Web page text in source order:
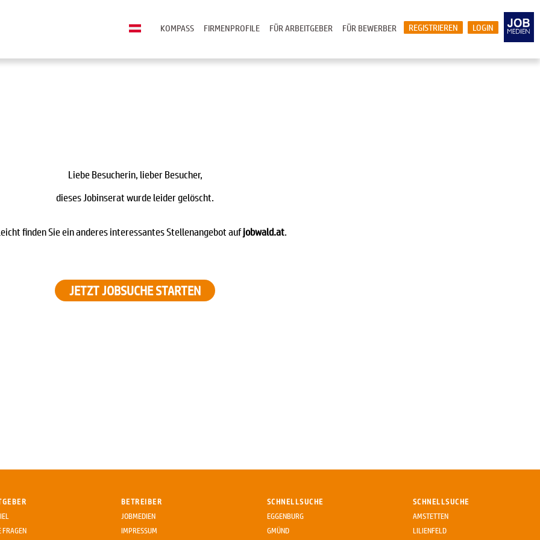
LOGIN
REGISTRIEREN
FÜR BEWERBER
FÜR ARBEITGEBER
FIRMENPROFILE
KOMPASS
Liebe Besucherin, lieber Besucher,
dieses Jobinserat wurde leider gelöscht.
finden Sie ein anderes interessantes Stellenangebot aufjobwald.at
JETZT JOBSUCHE STARTEN
FRAGEN
BETREIBER
JOBMEDIEN
IMPRESSUM
SCHNELLSUCHE
EGGENBURG
GMÜND
SCHNELLSUCHE
AMSTETTEN
LILIENFELD